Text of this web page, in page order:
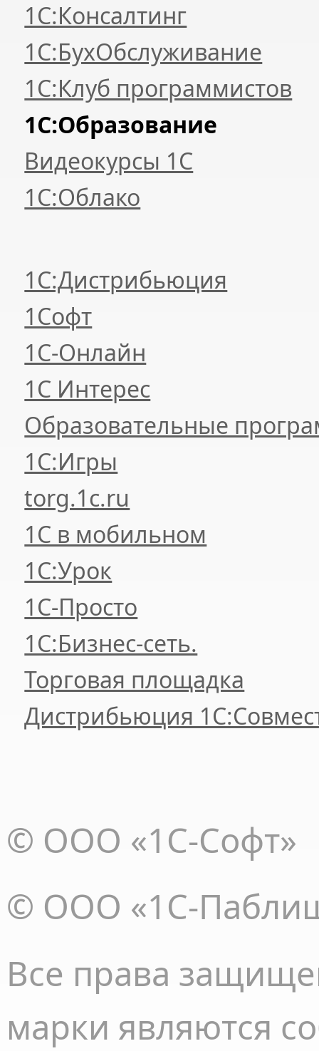
1С:Консалтинг
1С:БухОбслуживание
1С:Клуб программистов
1С:Образование
Видеокурсы 1С
1С:Облако
1С:Дистрибьюция
1Софт
1С-Онлайн
1С Интерес
Образовательные
1С:Игры
torg.1c.ru
1С в мобильном
1С:Урок
1C-Просто
1С:Бизнес-сеть.
Торговая площадка
Дистрибьюция
© ООО «1С-Софт»
© ООО «1С-
Все права
марки являются